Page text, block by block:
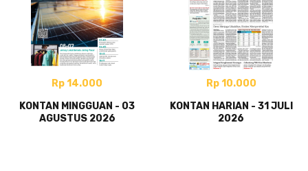
Rp 14.000
KONTAN MINGGUAN - 03
AGUSTUS 2026
Rp 10.000
KONTAN HARIAN - 31 JULI
2026